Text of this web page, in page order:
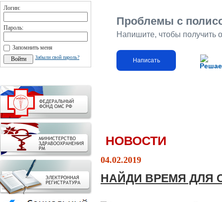
Логин:
Пароль:
Запомнить меня
Забыли свой пароль?
Проблемы с
Напишите, чтобы получить
Написать
НОВОСТИ
04.02.2019
НАЙДИ ВРЕМЯ ДЛЯ